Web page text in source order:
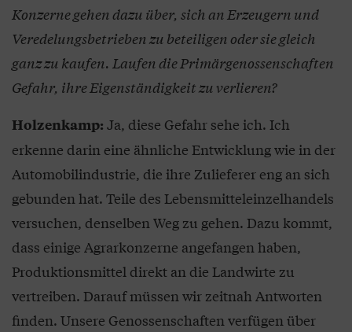
Konzerne gehen dazu über, sich an Erzeugern und
Veredelungsbetrieben zu beteiligen oder sie gleich
ganz zu kaufen. Laufen die Primärgenossenschaften
Gefahr, ihre Eigenständigkeit zu verlieren?
Holzenkamp: Ja, diese Gefahr sehe ich. Ich
erkenne darin eine ähnliche Entwicklung wie in der
Automobilindustrie, die ihre Zulieferer eng an sich
gebunden hat. Teile des Lebensmitteleinzelhandels
versuchen, denselben Weg zu gehen. Dazu kommt,
dass einige Agrarkonzerne angefangen haben,
Produktionsmittel direkt an die Landwirte zu
vertreiben. Darauf müssen wir zeitnah Antworten
finden. Unsere Genossenschaften verfügen über